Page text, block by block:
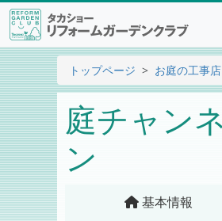
トップページ お庭の工事
庭チャン
ン
基本情報